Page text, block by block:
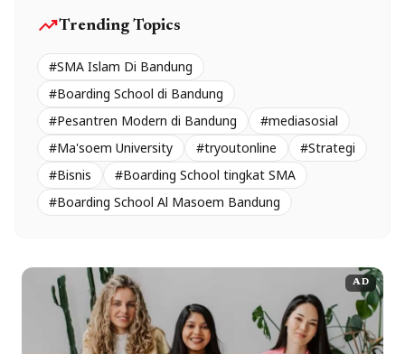
trending_upTrending Topics
#SMA Islam Di Bandung
#Boarding School di Bandung
#Pesantren Modern di Bandung
#mediasosial
#Ma'soem University
#tryoutonline
#Strategi
#Bisnis
#Boarding School tingkat SMA
#Boarding School Al Masoem Bandung
AD